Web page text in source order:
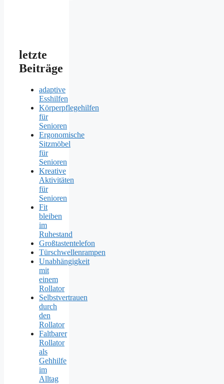
letzte
Beiträge
adaptive
Esshilfen
Körperpflegehilfen
für
Senioren
Ergonomische
Sitzmöbel
für
Senioren
Kreative
Aktivitäten
für
Senioren
Fit
bleiben
im
Ruhestand
Großtastentelefon
Türschwellenrampen
Unabhängigkeit
mit
einem
Rollator
Selbstvertrauen
durch
den
Rollator
Faltbarer
Rollator
als
Gehhilfe
im
Alltag